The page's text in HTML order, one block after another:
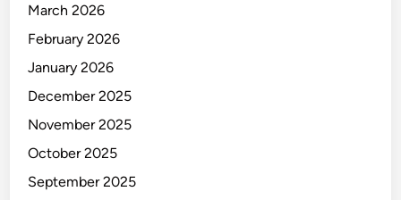
March 2026
February 2026
January 2026
December 2025
November 2025
October 2025
September 2025